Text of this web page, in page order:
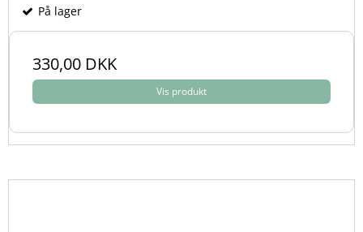
På lager
330,00 DKK
Vis produkt